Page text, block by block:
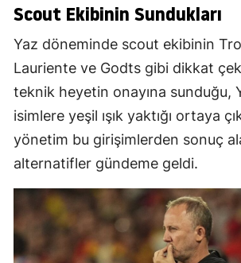
Scout Ekibinin Sundukları
Yaz döneminde scout ekibinin
Lauriente ve Godts gibi dikkat
teknik heyetin onayına sunduğu,
isimlere yeşil ışık yaktığı ortaya
yönetim bu girişimlerden sonuç
alternatifler gündeme geldi.